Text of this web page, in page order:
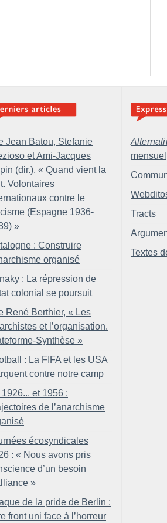
Jean Batou, Stefanie
et Ami-Jacques
(dir.), « Quand vient la
Volontaires
contre le
(Espagne 1936-
»
: Construire
organisé
: La répression de
colonial se poursuit
René Berthier, « Les
et l’organisation.
Synthèse »
: La FIFA et les USA
contre notre camp
1926... et 1956 :
de l’anarchisme
écosyndicales
: « Nous avons pris
d’un besoin
»
de la pride de Berlin :
front uni face à l’horreur
mensuel
Tracts
Textes